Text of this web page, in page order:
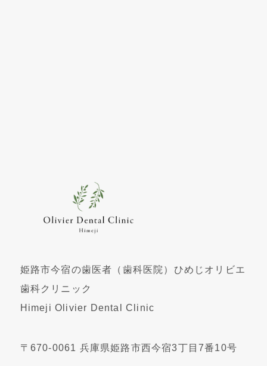
姫路市今宿の歯医者（歯科医院）ひめじオリビエ
歯科クリニック
Himeji Olivier Dental Clinic
〒670-0061 兵庫県姫路市西今宿3丁目7番10号